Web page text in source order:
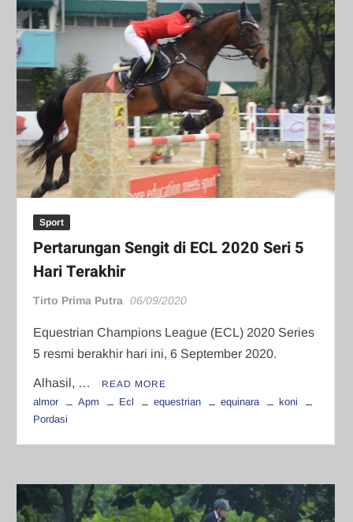
Sport
Pertarungan Sengit di ECL 2020 Seri 5
Hari Terakhir
Tirto Prima Putra 06/09/2020
Equestrian Champions League (ECL) 2020 Series
5 resmi berakhir hari ini, 6 September 2020.
Alhasil, … READ MORE
almor Apm Ecl equestrian equinara
koni
Pordasi